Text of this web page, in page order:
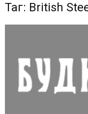
Таг: British